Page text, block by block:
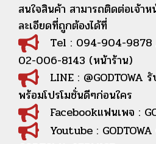
สนใจสินค้า สามารถติดต่อเจ้า
ละเอียดที่ถูกต้องได้ที่
Tel : 094-904-9878 ,
02-006-8143 (หน้าร้าน)
LINE : @GODTOWA รั
พร้อมโปรโมชั่นดีๆก่อนใคร
Facebookแฟนเพจ :
Youtube : GODTOWA